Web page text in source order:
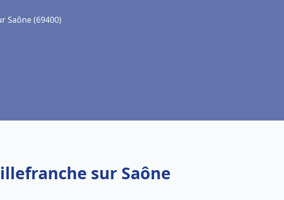
Saône (69400)
sur Saône